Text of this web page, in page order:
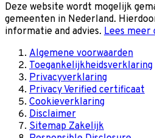
Deze website wordt mogelijk
gemeenten in Nederland.
informatie and advies. Lees meer
Algemene voorwaarden
Toegankelijkheidsverklaring
Privacyverklaring
Privacy Verified certificaat
Cookieverklaring
Disclaimer
Sitemap Zakelijk